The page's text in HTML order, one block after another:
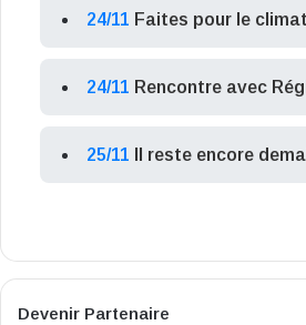
24/11 Faites pour le climat
24/11 Rencontre avec
25/11 Il reste encore
Devenir Partenaire